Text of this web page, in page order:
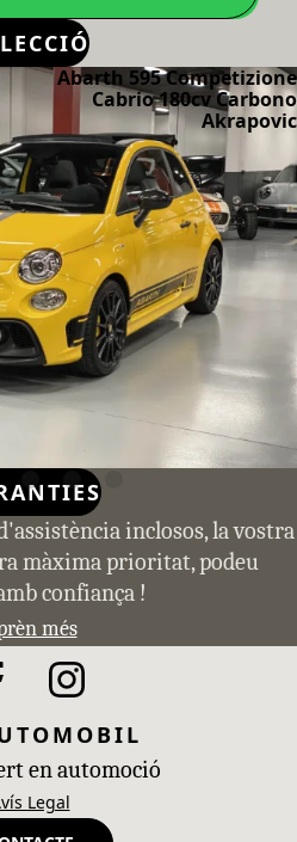
Abarth 595 Competizione
Cabrio 180cv Carbono
Akrapovic
inclosos, la vostra
màxima prioritat, podeu
confiança !
més
en automoció
Legal